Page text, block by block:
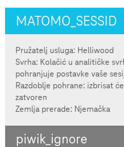
MATOMO_SESSID
Pružatelj usluga: Helliwood
Svrha: Kolačić u analitičke
pohranjuje postavke vaše
Razdoblje pohrane: izbrisat
zatvoren
Zemlja prerade: Njemačka
piwik_ignore